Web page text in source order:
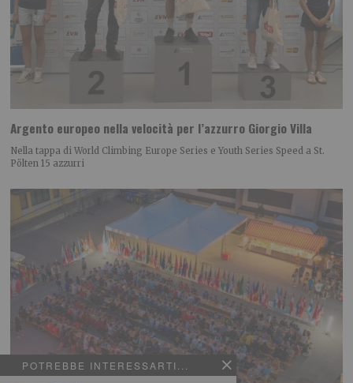
POTREBBE INTERESSARTI...
Argento europeo nella velocità per l’azzurro Giorgio Villa
Nella tappa di World Climbing Europe Series e Youth Series Speed a St.
Pölten 15 azzurri